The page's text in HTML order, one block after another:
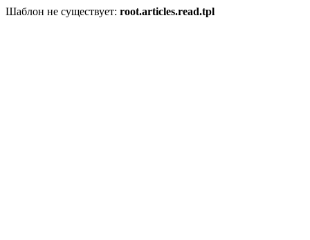
Шаблон не существует: root.articles.read.tpl